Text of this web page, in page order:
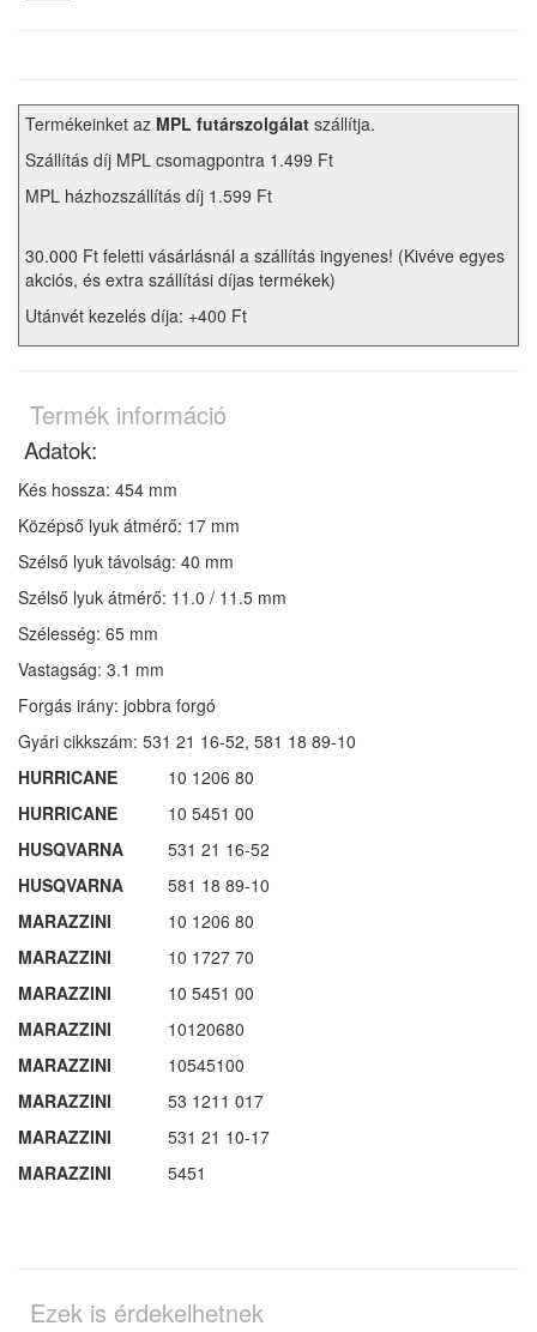
Termékeinket az MPL futárszolgálat szállítja.
Szállítás díj MPL csomagpontra 1.499 Ft
MPL házhozszállítás díj 1.599 Ft
30.000 Ft feletti vásárlásnál a szállítás ingyenes! (Kivéve egyes
akciós, és extra szállítási díjas termékek)
Utánvét kezelés díja: +400 Ft
Termék információ
Adatok:
Kés hossza: 454 mm
Középső lyuk átmérő: 17 mm
Szélső lyuk távolság: 40 mm
Szélső lyuk átmérő: 11.0 / 11.5 mm
Szélesség: 65 mm
Vastagság: 3.1 mm
Forgás irány: jobbra forgó
Gyári cikkszám: 531 21 16-52, 581 18 89-10
HURRICANE
10 1206 80
HURRICANE
10 5451 00
HUSQVARNA
531 21 16-52
HUSQVARNA
581 18 89-10
MARAZZINI
10 1206 80
MARAZZINI
10 1727 70
MARAZZINI
10 5451 00
MARAZZINI
10120680
MARAZZINI
10545100
MARAZZINI
53 1211 017
MARAZZINI
531 21 10-17
MARAZZINI
5451
Ezek is érdekelhetnek